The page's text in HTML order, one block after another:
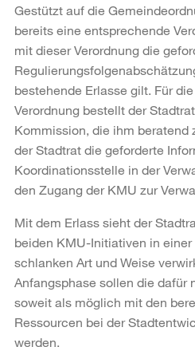
Gestützt auf die
bereits eine entsprechende
mit dieser Verordnung die
bestehende Erlasse gilt. Für
Verordnung bestellt der
Kommission, die ihm beratend
der Stadtrat die geforderte
Koordinationsstelle in der
den Zugang der KMU zur
Mit dem Erlass sieht der
beiden KMU-Initiativen in
schlanken Art und Weise
Anfangsphase sollen die dafür
soweit als möglich mit den
Ressourcen bei der
werden.